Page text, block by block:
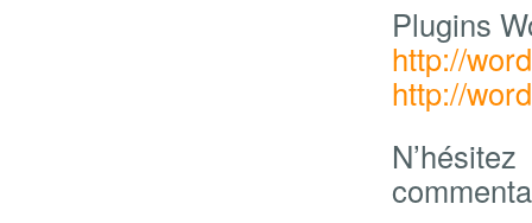
Plugins
http://
http://